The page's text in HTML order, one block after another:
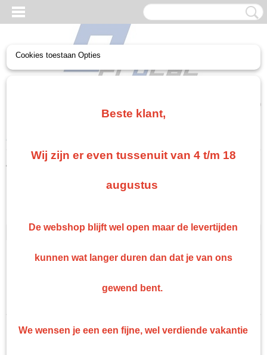
(0)
Home
Troton
Troton Autolak
Troton 2k blanke lak
Cookies toestaan Opties
Beste klant,
Wij zijn er even tussenuit van 4 t/m 18
augustus
De webshop blijft wel open maar de levertijden
kunnen wat langer duren dan dat je van ons
gewend bent.
We wensen je een een fijne, wel verdiende vakantie